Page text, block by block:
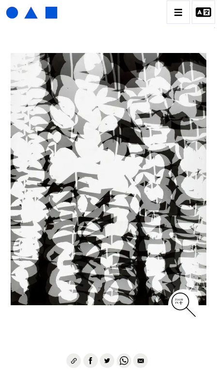
HENRI FOUCAULT
BIOGRAPHIE
CATALOGUE DES OEUVRES
01_SCULPTURE
02_PHOTOGRAPHIQUE
03_COLLAGES
04_DESSINS
05_MONOTYPE
06_ARCHIVES
CONTACT